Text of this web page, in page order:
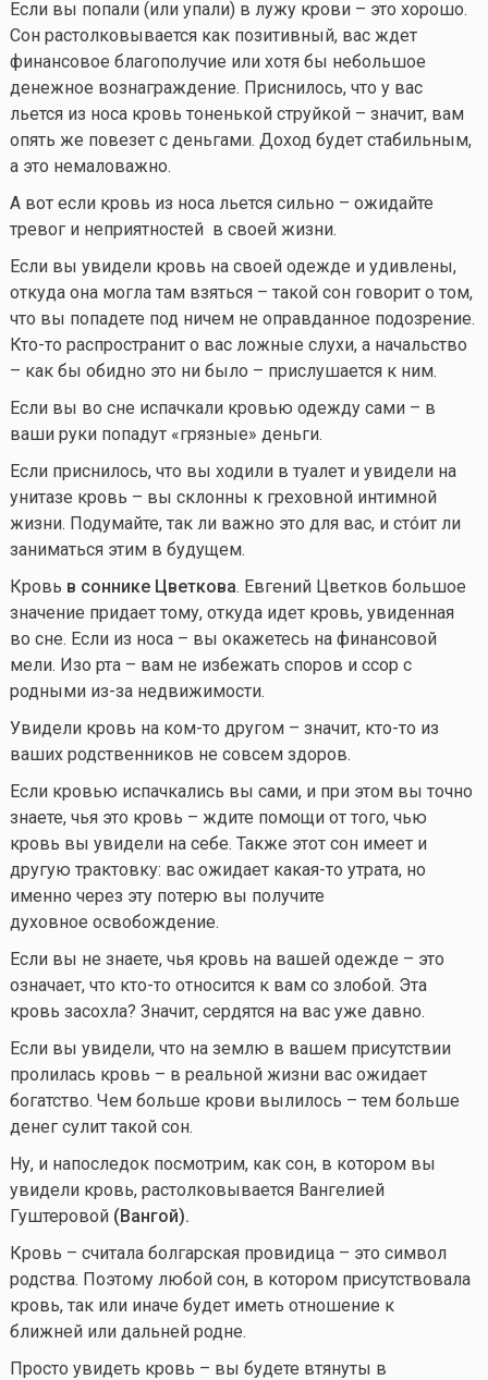
Если вы попали (или упали) в лужу крови – это хорошо.
Сон растолковывается как позитивный, вас ждет
финансовое благополучие или хотя бы небольшое
денежное вознаграждение. Приснилось, что у вас
льется из носа кровь тоненькой струйкой – значит, вам
опять же повезет с деньгами. Доход будет стабильным,
а это немаловажно.
А вот если кровь из носа льется сильно – ожидайте
тревог и неприятностей в своей жизни.
Если вы увидели кровь на своей одежде и удивлены,
откуда она могла там взяться – такой сон говорит о том,
что вы попадете под ничем не оправданное подозрение.
Кто-то распространит о вас ложные слухи, а начальство
– как бы обидно это ни было – прислушается к ним.
Если вы во сне испачкали кровью одежду сами – в
ваши руки попадут «грязные» деньги.
Если приснилось, что вы ходили в туалет и увидели на
унитазе кровь – вы склонны к греховной интимной
жизни. Подумайте, так ли важно это для вас, и стóит ли
заниматься этим в будущем.
Кровь в соннике Цветкова. Евгений Цветков большое
значение придает тому, откуда идет кровь, увиденная
во сне. Если из носа – вы окажетесь на финансовой
мели. Изо рта – вам не избежать споров и ссор с
родными из-за недвижимости.
Увидели кровь на ком-то другом – значит, кто-то из
ваших родственников не совсем здоров.
Если кровью испачкались вы сами, и при этом вы точно
знаете, чья это кровь – ждите помощи от того, чью
кровь вы увидели на себе. Также этот сон имеет и
другую трактовку: вас ожидает какая-то утрата, но
именно через эту потерю вы получите
духовное освобождение.
Если вы не знаете, чья кровь на вашей одежде – это
означает, что кто-то относится к вам со злобой. Эта
кровь засохла? Значит, сердятся на вас уже давно.
Если вы увидели, что на землю в вашем присутствии
пролилась кровь – в реальной жизни вас ожидает
богатство. Чем больше крови вылилось – тем больше
денег сулит такой сон.
Ну, и напоследок посмотрим, как сон, в котором вы
увидели кровь, растолковывается Вангелией
Гуштеровой (Вангой).
Кровь – считала болгарская провидица – это символ
родства. Поэтому любой сон, в котором присутствовала
кровь, так или иначе будет иметь отношение к
ближней или дальней родне.
Просто увидеть кровь – вы будете втянуты в